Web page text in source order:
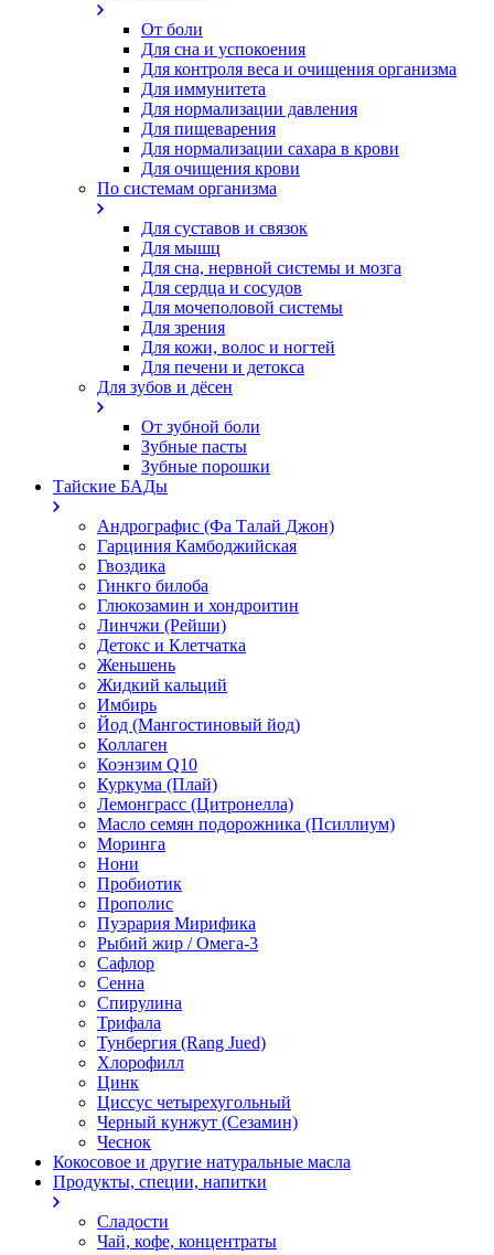
От боли
Для сна и успокоения
Для контроля веса и очищения организма
Для иммунитета
Для нормализации давления
Для пищеварения
Для нормализации сахара в крови
Для очищения крови
По системам организма
Для суставов и связок
Для мышц
Для сна, нервной системы и мозга
Для сердца и сосудов
Для мочеполовой системы
Для зрения
Для кожи, волос и ногтей
Для печени и детокса
Для зубов и дёсен
От зубной боли
Зубные пасты
Зубные порошки
Тайские БАДы
Андрографис (Фа Талай Джон)
Гарциния Камбоджийская
Гвоздика
Гинкго билоба
Глюкозамин и хондроитин
Линчжи (Рейши)
Детокс и Клетчатка
Женьшень
Жидкий кальций
Имбирь
Йод (Мангостиновый йод)
Коллаген
Коэнзим Q10
Куркума (Плай)
Лемонграсс (Цитронелла)
Масло семян подорожника (Псиллиум)
Моринга
Нони
Пробиотик
Прополис
Пуэрария Мирифика
Рыбий жир / Омега-3
Сафлор
Сенна
Спирулина
Трифала
Тунбергия (Rang Jued)
Хлорофилл
Цинк
Циссус четырехугольный
Черный кунжут (Сезамин)
Чеснок
Кокосовое и другие натуральные масла
Продукты, специи, напитки
Сладости
Чай, кофе, концентраты